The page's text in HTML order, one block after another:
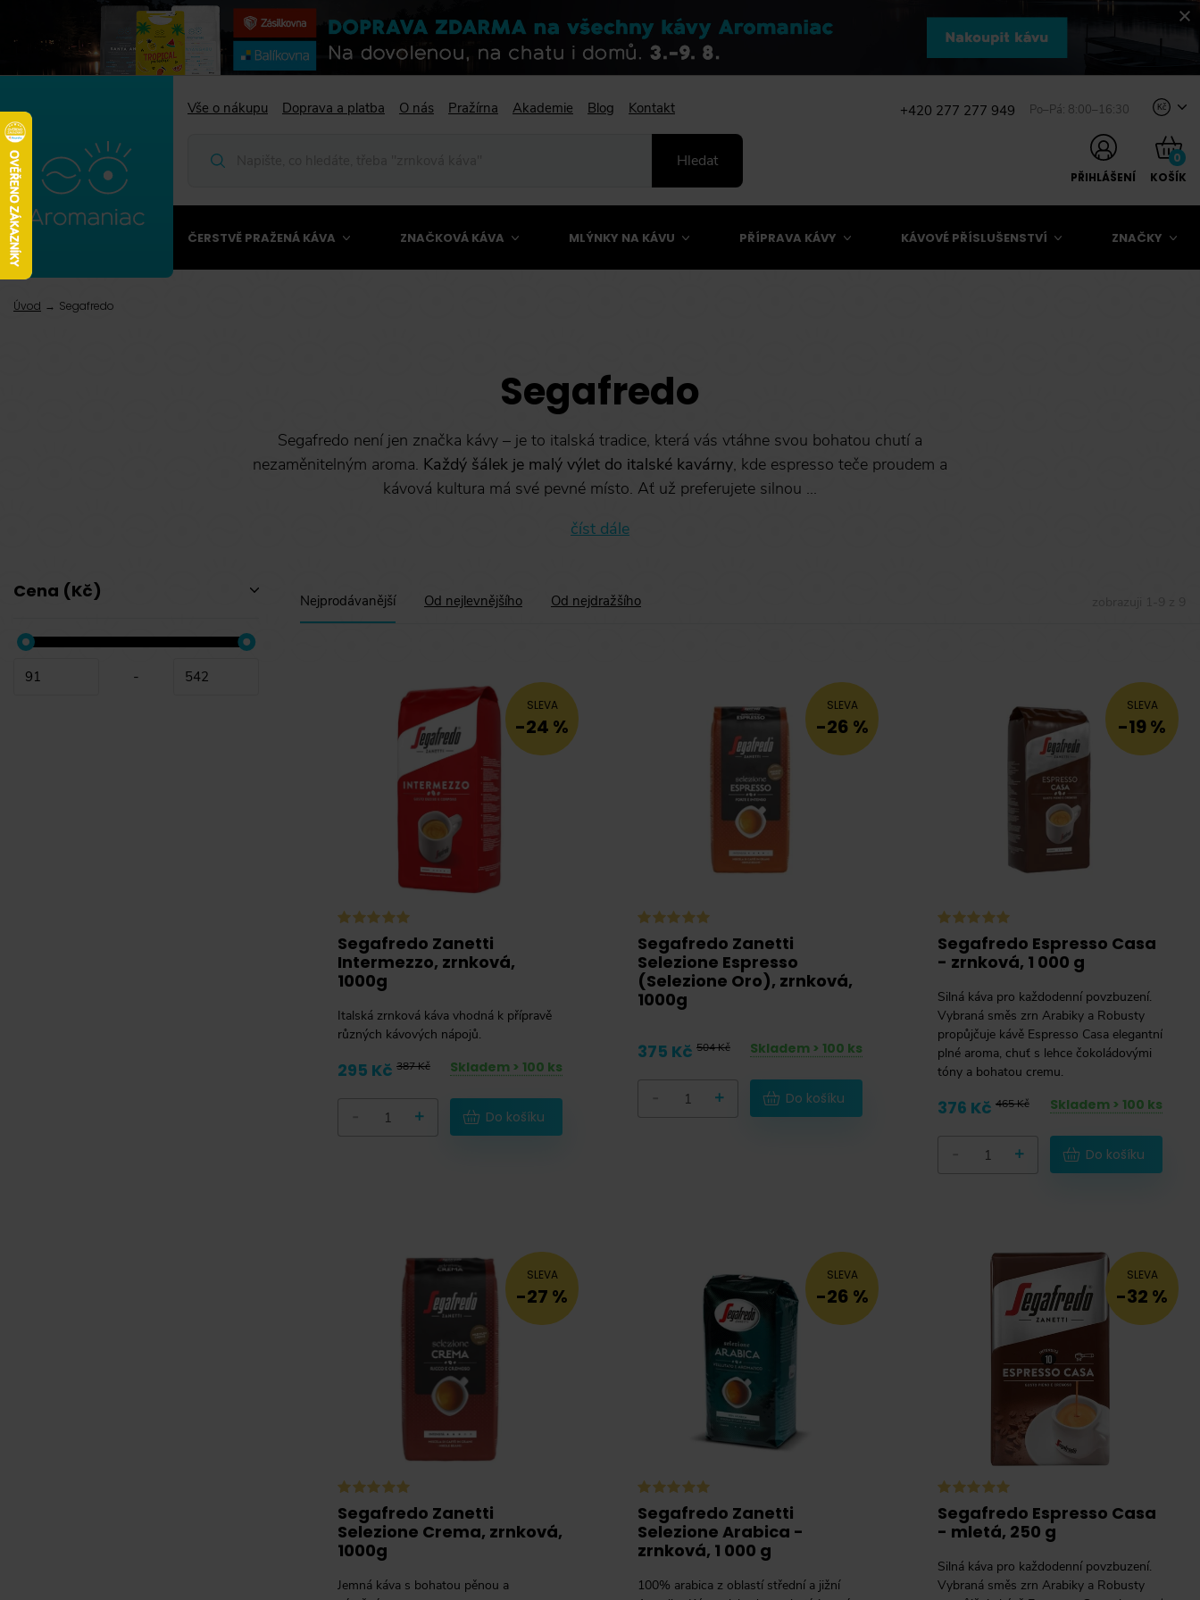
Vše o nákupu Doprava a platba O nás Pražírna Akademie Blog Kontakt
Hledat
+420 277 277 949 Po–Pá: 8:00–16:30 Kč
PŘIHLÁŠENÍ
0
KOŠÍK
ČERSTVĚ PRAŽENÁ KÁVA ZNAČKOVÁ KÁVA MLÝNKY NA KÁVU PŘÍPRAVA KÁVY KÁVOVÉ PŘÍSLUŠENSTVÍ ZNAČKY
Úvod Segafredo
Segafredo
Segafredo není jen značka kávy – je to italská tradice, která vás vtáhne svou bohatou chutí a
nezaměnitelným aroma. Každý šálek je malý výlet do italské kavárny, kde espresso teče proudem a
kávová kultura má své pevné místo. Ať už preferujete silnou ...
číst dále
Cena (Kč)
-
Nejprodávanější Od nejlevnějšího Od nejdražšího
SLEVA
-24 %
Segafredo Zanetti
Intermezzo, zrnková,
1000g
Italská zrnková káva vhodná k přípravě
různých kávových nápojů.
295 Kč 387 Kč Skladem > 100 ks
+ Do košíku
SLEVA
-26 %
Segafredo Zanetti
Selezione Espresso
(Selezione Oro), zrnková,
1000g
375 Kč 504 Kč Skladem > 100 ks
+ Do košíku
SLEVA
-19 %
Segafredo Espresso Casa
- zrnková, 1 000 g
Silná káva pro každodenní povzbuzení.
Vybraná směs zrn Arabiky a Robusty
propůjčuje kávě Espresso Casa elegantní
plné aroma, chuť s lehce čokoládovými
tóny a bohatou cremu.
376 Kč 465 Kč Skladem > 100 ks
+ Do košíku
SLEVA
-27 %
Segafredo Zanetti
Selezione Crema, zrnková,
1000g
Jemná káva s bohatou pěnou a
SLEVA
-26 %
Segafredo Zanetti
Selezione Arabica -
zrnková, 1 000 g
100% arabica z oblastí střední a jižní
SLEVA
-32 %
Segafredo Espresso Casa
- mletá, 250 g
Silná káva pro každodenní povzbuzení.
Vybraná směs zrn Arabiky a Robusty